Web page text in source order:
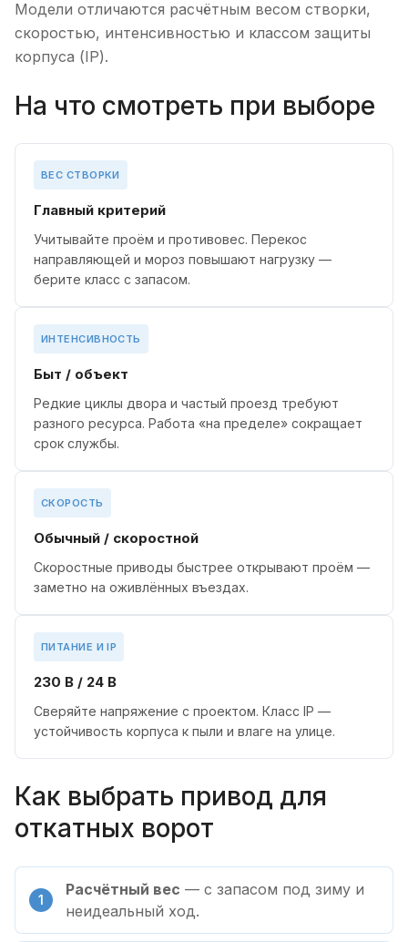
Модели отличаются расчётным весом створки,
скоростью, интенсивностью и классом защиты
корпуса (IP).
На что смотреть при выборе
ВЕС СТВОРКИ
Главный критерий
Учитывайте проём и противовес. Перекос
направляющей и мороз повышают нагрузку —
берите класс с запасом.
ИНТЕНСИВНОСТЬ
Быт / объект
Редкие циклы двора и частый проезд требуют
разного ресурса. Работа «на пределе» сокращает
срок службы.
СКОРОСТЬ
Обычный / скоростной
Скоростные приводы быстрее открывают проём —
заметно на оживлённых въездах.
ПИТАНИЕ И IP
230 В / 24 В
Сверяйте напряжение с проектом. Класс IP —
устойчивость корпуса к пыли и влаге на улице.
Как выбрать привод для
откатных ворот
Расчётный вес — с запасом под зиму и
неидеальный ход.